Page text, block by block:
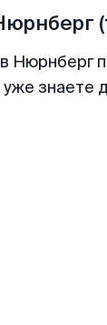
Нюрнберг
знаете